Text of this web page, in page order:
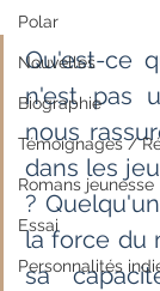
Polar
Nouvelles
Biographie
Témoignages /
Romans jeunesse
Essai
Personnalités
Qu'est-ce
n'est pas
nous
dans les
?
la force du
sa